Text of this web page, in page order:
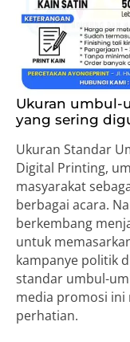
Ukuran umbul-
yang sering
Ukuran Standar
Digital Printing,
masyarakat
berbagai acara.
berkembang
untuk
kampanye politik
standar umbul-
media promosi ini
perhatian.